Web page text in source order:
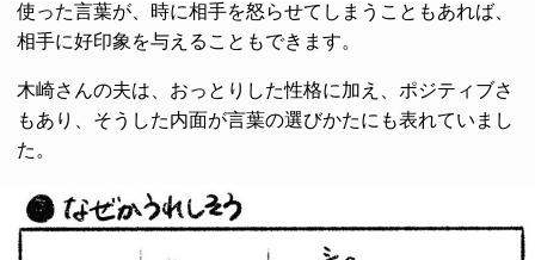
使った言葉が、時に相手を怒らせてしまうこともあれば、
相手に好印象を与えることもできます。
木崎さんの夫は、おっとりした性格に加え、ポジティブさ
もあり、そうした内面が言葉の選びかたにも表れていまし
た。